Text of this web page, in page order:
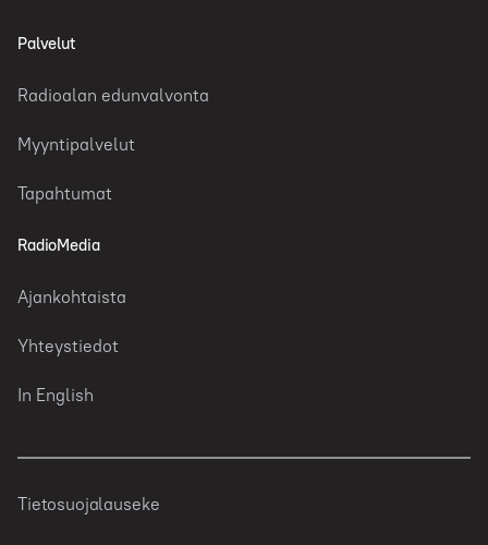
Palvelut
Radioalan edunvalvonta
Myyntipalvelut
Tapahtumat
RadioMedia
Ajankohtaista
Yhteystiedot
In English
Tietosuojalauseke